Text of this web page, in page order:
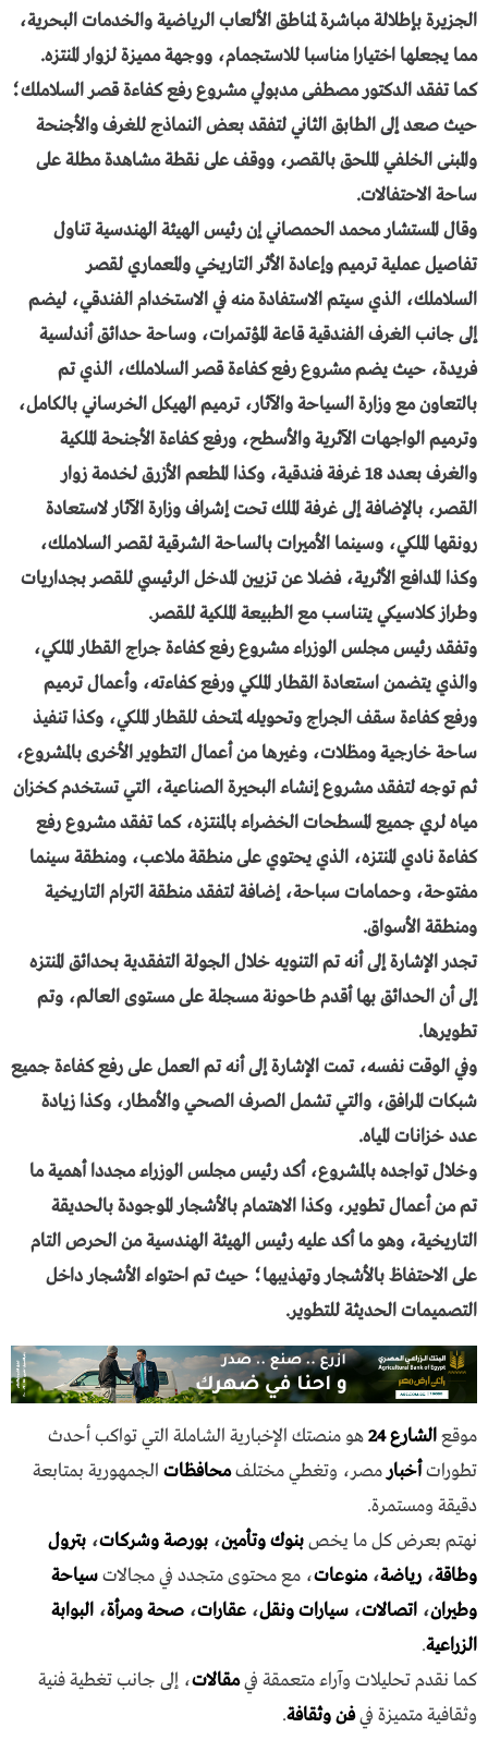
الجزيرة بإطلالة مباشرة لمناطق الألعاب الرياضية والخدمات البحرية،
مما يجعلها اختيارا مناسبا للاستجمام، ووجهة مميزة لزوار المنتزه.
كما تفقد الدكتور مصطفى مدبولي مشروع رفع كفاءة قصر السلاملك؛
حيث صعد إلى الطابق الثاني لتفقد بعض النماذج للغرف والأجنحة
والمبنى الخلفي الملحق بالقصر، ووقف على نقطة مشاهدة مطلة على
ساحة الاحتفالات.
وقال المستشار محمد الحمصاني إن رئيس الهيئة الهندسية تناول
تفاصيل عملية ترميم وإعادة الأثر التاريخي والمعماري لقصر
السلاملك، الذي سيتم الاستفادة منه في الاستخدام الفندقي، ليضم
إلى جانب الغرف الفندقية قاعة المؤتمرات، وساحة حدائق أندلسية
فريدة، حيث يضم مشروع رفع كفاءة قصر السلاملك، الذي تم
بالتعاون مع وزارة السياحة والآثار، ترميم الهيكل الخرساني بالكامل،
وترميم الواجهات الآثرية والأسطح، ورفع كفاءة الأجنحة الملكية
والغرف بعدد 18 غرفة فندقية، وكذا المطعم الأزرق لخدمة زوار
القصر، بالإضافة إلى غرفة الملك تحت إشراف وزارة الآثار لاستعادة
رونقها الملكي، وسينما الأميرات بالساحة الشرقية لقصر السلاملك،
وكذا المدافع الأثرية، فضلا عن تزيين المدخل الرئيسي للقصر بجداريات
وطراز كلاسيكي يتناسب مع الطبيعة الملكية للقصر.
وتفقد رئيس مجلس الوزراء مشروع رفع كفاءة جراج القطار الملكي،
والذي يتضمن استعادة القطار الملكي ورفع كفاءته، وأعمال ترميم
ورفع كفاءة سقف الجراج وتحويله لمتحف للقطار الملكي، وكذا تنفيذ
ساحة خارجية ومظلات، وغيرها من أعمال التطوير الأخرى بالمشروع،
ثم توجه لتفقد مشروع إنشاء البحيرة الصناعية، التي تستخدم كخزان
مياه لري جميع المسطحات الخضراء بالمنتزه، كما تفقد مشروع رفع
كفاءة نادي المنتزه، الذي يحتوي على منطقة ملاعب، ومنطقة سينما
مفتوحة، وحمامات سباحة، إضافة لتفقد منطقة الترام التاريخية
ومنطقة الأسواق.
تجدر الإشارة إلى أنه تم التنويه خلال الجولة التفقدية بحدائق المنتزه
إلى أن الحدائق بها أقدم طاحونة مسجلة على مستوى العالم، وتم
تطويرها.
وفي الوقت نفسه، تمت الإشارة إلى أنه تم العمل على رفع كفاءة جميع
شبكات المرافق، والتي تشمل الصرف الصحي والأمطار، وكذا زيادة
عدد خزانات المياه.
وخلال تواجده بالمشروع، أكد رئيس مجلس الوزراء مجددا أهمية ما
تم من أعمال تطوير، وكذا الاهتمام بالأشجار الموجودة بالحديقة
التاريخية، وهو ما أكد عليه رئيس الهيئة الهندسية من الحرص التام
على الاحتفاظ بالأشجار وتهذيبها؛ حيث تم احتواء الأشجار داخل
التصميمات الحديثة للتطوير.
موقعالشارع 24
هو منصتك الإخبارية الشاملة التي تواكب أحدث
تطوراتأخبارمصر، وتغطي مختلفمحافظات الجمهورية بمتابعة
دقيقة ومستمرة.
نهتم بعرض كل ما يخصبنوك وتأمين، بورصة وشركات، بترول
وطاقة، رياضة،منوعات، مع محتوى متجدد في مجالاتسياحة
وطيران، اتصالات، سيارات ونقل، عقارات، صحة ومرأة، البوابة
الزراعية.
كما نقدم تحليلات وآراء متعمقة فيمقالات، إلى جانب تغطية فنية
وثقافية متميزة فيفن وثقافة.